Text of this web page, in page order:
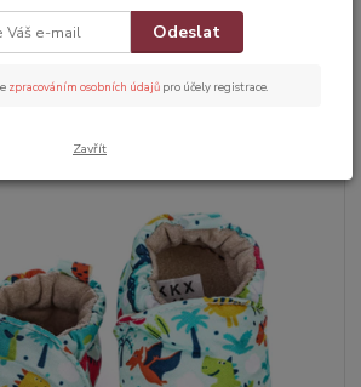
capáčky - DINOSAUŘI (6-12m)
- DINOSAUŘI
Odeslat
zpracováním osobních údajů pro účely registrace.
Zavřít